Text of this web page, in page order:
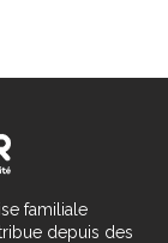
familiale
depuis des